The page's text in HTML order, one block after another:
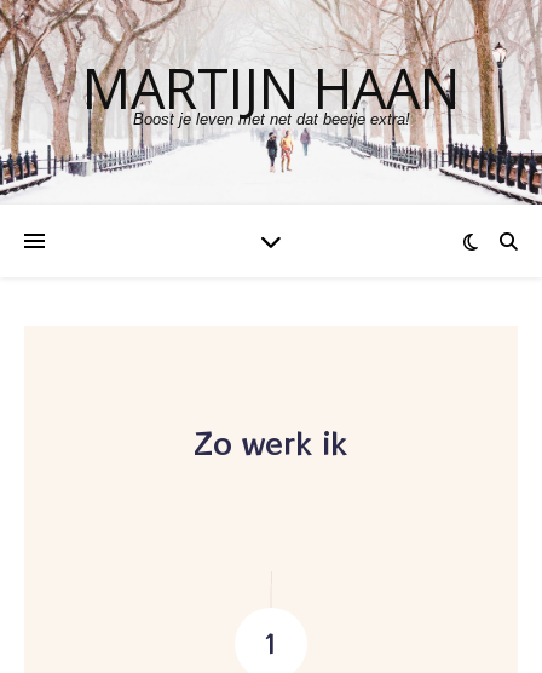
MARTIJN HAAN
Boost je leven met net dat beetje extra!
Zo werk ik
1